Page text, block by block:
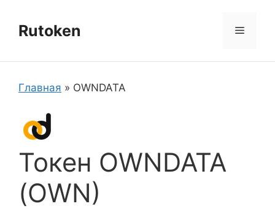
содержимому
Rutoken Меню
Главная » OWNDATA
Токен OWNDATA
(OWN)